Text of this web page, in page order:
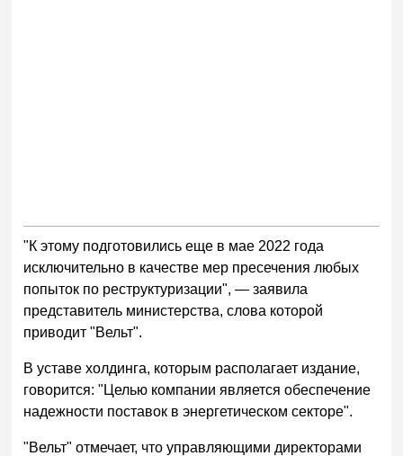
"К этому подготовились еще в мае 2022 года
исключительно в качестве мер пресечения любых
попыток по реструктуризации", — заявила
представитель министерства, слова которой
приводит "Вельт".
В уставе холдинга, которым располагает издание,
говорится: "Целью компании является обеспечение
надежности поставок в энергетическом секторе".
"Вельт" отмечает, что управляющими директорами